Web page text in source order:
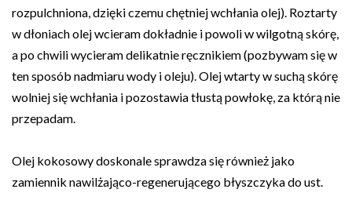
rozpulchniona, dzięki czemu chętniej wchłania olej). Roztarty
w dłoniach olej wcieram dokładnie i powoli w wilgotną skórę,
a po chwili wycieram delikatnie ręcznikiem (pozbywam się w
ten sposób nadmiaru wody i oleju). Olej wtarty w suchą skórę
wolniej się wchłania i pozostawia tłustą powłokę, za którą nie
przepadam.
Olej kokosowy doskonale sprawdza się również jako
zamiennik nawilżająco-regenerującego błyszczyka do ust.